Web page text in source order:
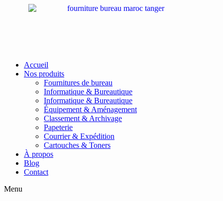
Accueil
Nos produits
Fournitures de bureau
Informatique & Bureautique
Informatique & Bureautique
Équipement & Aménagement
Classement & Archivage
Papeterie
Courrier & Expédition
Cartouches & Toners
À propos
Blog
Contact
Menu